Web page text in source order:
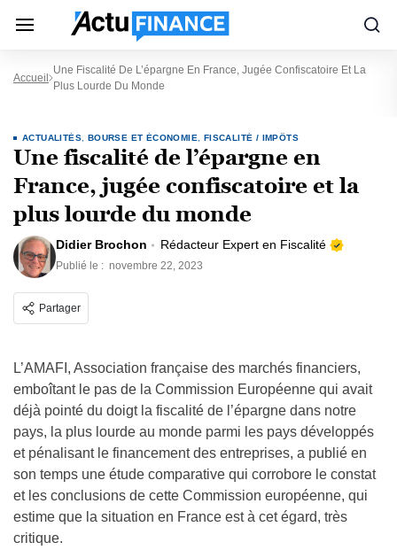
Accueil
Une Fiscalité De L’épargne En France, Jugée Confiscatoire Et La
Plus Lourde Du Monde
ACTUALITÉS BOURSE ET ÉCONOMIE FISCALITÉ / IMPÔTS
Une fiscalité de l’épargne en
France, jugée confiscatoire et la
plus lourde du monde
Didier Brochon Rédacteur Expert en Fiscalité
Publié le : novembre 22, 2023
Partager
L’AMAFI, Association française des marchés financiers,
emboîtant le pas de la Commission Européenne qui avait
déjà pointé du doigt la fiscalité de l’épargne dans notre
pays, la plus lourde au monde parmi les pays développés
et pénalisant le financement des entreprises, a publié en
son temps une étude comparative qui corrobore le constat
et les conclusions de cette Commission européenne, qui
estime que la situation en France est à cet égard, très
critique.